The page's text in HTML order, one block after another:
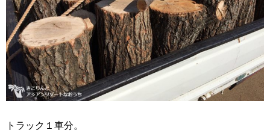
トラック１車分。